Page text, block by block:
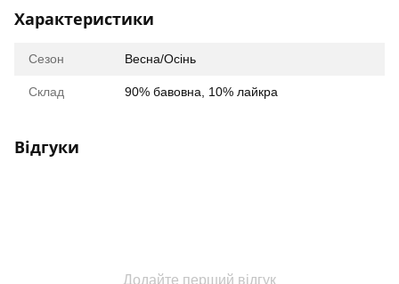
Характеристики
Сезон Весна/Осінь
Склад 90% бавовна, 10% лайкра
Відгуки
Додайте перший відгук